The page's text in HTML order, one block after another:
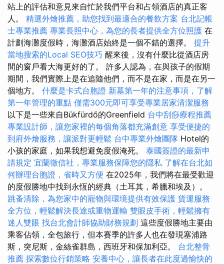
站上的評估和意見來自忙於我們平台和占領酒店的真正客
人。 精選外燴推薦，助您找到最適合的餐飲方案 台北記帳
士專業推薦 專業長照中心，為您的長者提供全方位照護 在
計劃海灘度假時，海灘酒店始終是一個不錯的選擇。 提升
當地搜索的Local SEO技巧 醒來後，沒有什麼比從酒店房
間的窗戶看大海更好的了。 許多人認為，在與孩子的假期
期間，我們實際上是在追隨他們，而不是在家，而是在另一
個地方。 什麼是卡式台胞證 新墓第一年的注意事項，了解
第一年管理的重點 僅需300元即可享受專業居家清潔服務
以下是一些來自Bükfürdő的Greenfield 台中刮痧療程推薦
專業設計師，讓您家裡的每個角落都充滿創意 享受便捷的
到府外燴服務，讓派對更輕鬆 台中專業外燴團隊 Hotel的
小孩的家庭，如果我想避免度假淹死。 泰國簽證的最新申
請規定 宜蘭徵信社，專業服務保障您的隱私 了解在台北如
何辦理台胞證，省時又方便 在2025年，我們將在最受歡迎
的度假勝地中找到永恆的經典（土耳其，希臘和埃及）。
跳蚤清除，為您家中的寵物與環境提供有效保護 貨運服務
全方位，輕鬆解決長途或重物運輸 雙眼皮手術，輕鬆擁有
迷人雙眼 找台北會計師協助財務規劃 這些度假勝地主要由
乘客佔領，全包旅行，但本賽季的許多人也在發現塞浦路
斯，突尼斯，金絲雀群島，西班牙和保加利亞。 台北整骨
推薦 探索數位行銷策略 安養中心，讓長者在此度過愉快的